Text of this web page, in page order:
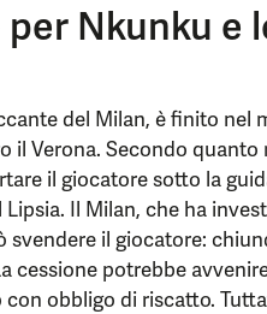
Nkunku e
del Milan, è finito nel
il Verona. Secondo
il giocatore sotto la
Il Milan, che ha
svendere il giocatore:
cessione potrebbe
obbligo di riscatto.